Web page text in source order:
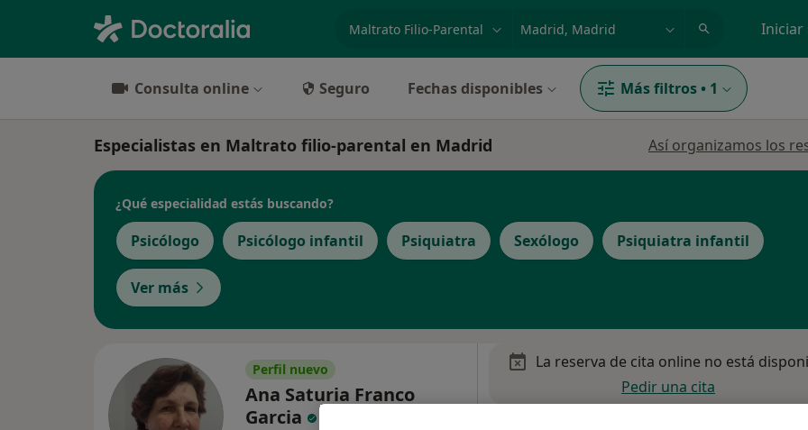
Iniciar
Consulta online Seguro Fechas disponibles Más filtros • 1
Especialistas en Maltrato filio-parental en Madrid Así organizamos los
¿Qué especialidad estás buscando?
Psicólogo Psicólogo infantil Psiquiatra Sexólogo Psiquiatra infantil
Ver más
Perfil nuevo
Ana Saturia Franco
Garcia
La reserva de cita online no está
Pedir una cita